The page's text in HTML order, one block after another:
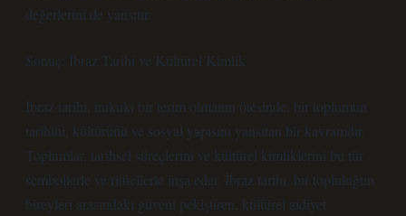
değerlerini de yansıtır.
Sonuç: İbraz Tarihi ve Kültürel Kimlik
İbraz tarihi, hukuki bir terim olmanın ötesinde, bir toplumun
tarihini, kültürünü ve sosyal yapısını yansıtan bir kavramdır.
Toplumlar, tarihsel süreçlerini ve kültürel kimliklerini bu tür
sembollerle ve ritüellerle inşa eder. İbraz tarihi, bir topluluğun
bireyleri arasındaki güveni pekiştiren, kültürel aidiyet